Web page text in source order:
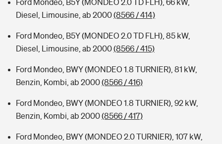
Ford Mondeo, B5Y (MONDEO 2.0 TD FLH), 66 kW,
Diesel, Limousine, ab 2000(8566 / 414)
Ford Mondeo, B5Y (MONDEO 2.0 TD FLH), 85 kW,
Diesel, Limousine, ab 2000(8566 / 415)
Ford Mondeo, BWY (MONDEO 1.8 TURNIER), 81 kW,
Benzin, Kombi, ab 2000(8566 / 416)
Ford Mondeo, BWY (MONDEO 1.8 TURNIER), 92 kW,
Benzin, Kombi, ab 2000(8566 / 417)
Ford Mondeo, BWY (MONDEO 2.0 TURNIER), 107 kW,